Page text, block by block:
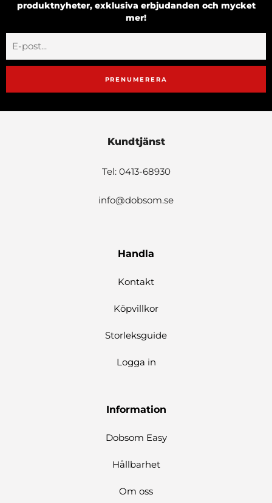
produktnyheter, exklusiva erbjudanden och mycket
mer!
PRENUMERERA
Kundtjänst
Tel: 0413-68930
info@dobsom.se
Handla
Kontakt
Köpvillkor
Storleksguide
Logga in
Information
Dobsom Easy
Hållbarhet
Om oss